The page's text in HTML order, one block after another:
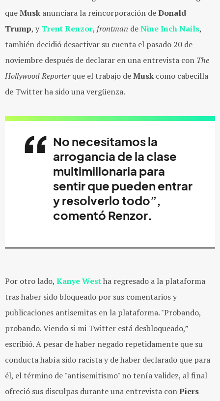
queMusk anunciara la reincorporación deDonald
Trump, y Trent Renzor, frontman deNine Inch Nails,
también decidió desactivar su cuenta el pasado 20 de
noviembre después de declarar en una entrevista con The
Hollywood Reporterque el trabajo deMusk como cabecilla
de Twitter ha sido una vergüenza.
No necesitamos la
arrogancia de la clase
multimillonaria para
sentir que pueden entrar
y resolverlo todo”,
comentó Renzor.
Por otro lado, Kanye Westha regresado a la plataforma
tras haber sido bloqueado por sus comentarios y
publicaciones antisemitas en la plataforma. "Probando,
probando. Viendo si mi Twitter está desbloqueado,”
escribió. A pesar de haber negado repetidamente que su
conducta había sido racista y de haber declarado que para
él, el término de "antisemitismo" no tenía validez, al final
ofreció sus disculpas durante una entrevista conPiers